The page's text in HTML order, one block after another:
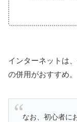
インターネットは
の併用がおすすめ。
なお、初心者に